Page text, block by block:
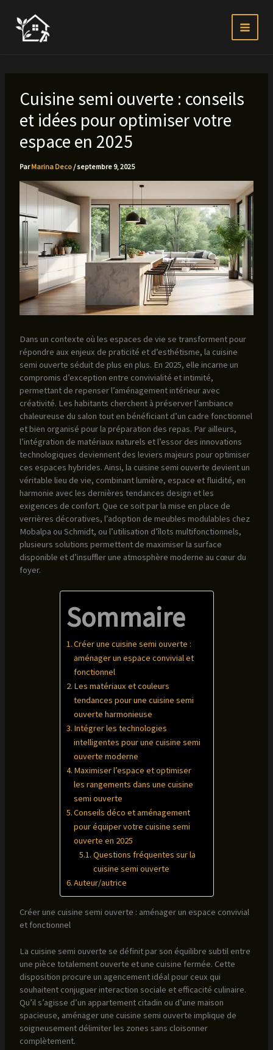
contenu
Cuisine semi ouverte : conseils
et idées pour optimiser votre
espace en 2025
ParMarina Deco /septembre 9, 2025
Dans un contexte où les espaces de vie se transforment pour
répondre aux enjeux de praticité et d’esthétisme, la cuisine
semi ouverte séduit de plus en plus. En 2025, elle incarne un
compromis d’exception entre convivialité et intimité,
permettant de repenser l’aménagement intérieur avec
créativité. Les habitants cherchent à préserver l’ambiance
chaleureuse du salon tout en bénéficiant d’un cadre fonctionnel
et bien organisé pour la préparation des repas. Par ailleurs,
l’intégration de matériaux naturels et l’essor des innovations
technologiques deviennent des leviers majeurs pour optimiser
ces espaces hybrides. Ainsi, la cuisine semi ouverte devient un
véritable lieu de vie, combinant lumière, espace et fluidité, en
harmonie avec les dernières tendances design et les
exigences de confort. Que ce soit par la mise en place de
verrières décoratives, l’adoption de meubles modulables chez
Mobalpa ou Schmidt, ou l’utilisation d’îlots multifonctionnels,
plusieurs solutions permettent de maximiser la surface
disponible et d’insuffler une atmosphère moderne au cœur du
foyer.
Sommaire
Créer une cuisine semi ouverte :
aménager un espace convivial et
fonctionnel
Les matériaux et couleurs
tendances pour une cuisine semi
ouverte harmonieuse
Intégrer les technologies
intelligentes pour une cuisine semi
ouverte moderne
Maximiser l’espace et optimiser
les rangements dans une cuisine
semi ouverte
Conseils déco et aménagement
pour équiper votre cuisine semi
ouverte en 2025
Questions fréquentes sur la
cuisine semi ouverte
Auteur/autrice
Créer une cuisine semi ouverte : aménager un espace convivial
et fonctionnel
La cuisine semi ouverte se définit par son équilibre subtil entre
une pièce totalement ouverte et une cuisine fermée. Cette
disposition procure un agencement idéal pour ceux qui
souhaitent conjuguer interaction sociale et efficacité culinaire.
Qu’il s’agisse d’un appartement citadin ou d’une maison
spacieuse, aménager une cuisine semi ouverte implique de
soigneusement délimiter les zones sans cloisonner
complètement.